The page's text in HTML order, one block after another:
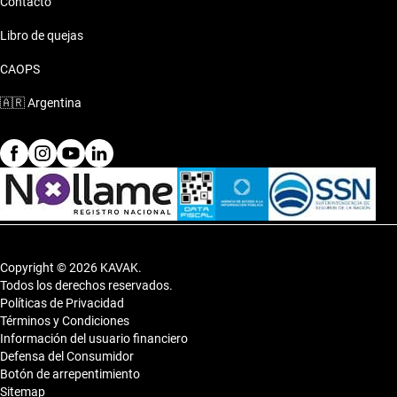
Libro de quejas
CAOPS
🇦🇷Argentina
Copyright © 2026 KAVAK.
Todos los derechos reservados.
Políticas de Privacidad
Términos y Condiciones
Información del usuario financiero
Defensa del Consumidor
Botón de arrepentimiento
Sitemap